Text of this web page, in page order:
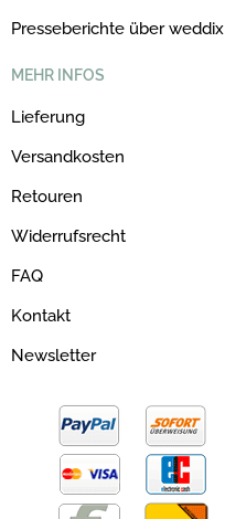
Presseberichte über weddix
MEHR INFOS
Lieferung
Versandkosten
Retouren
Widerrufsrecht
FAQ
Kontakt
Newsletter